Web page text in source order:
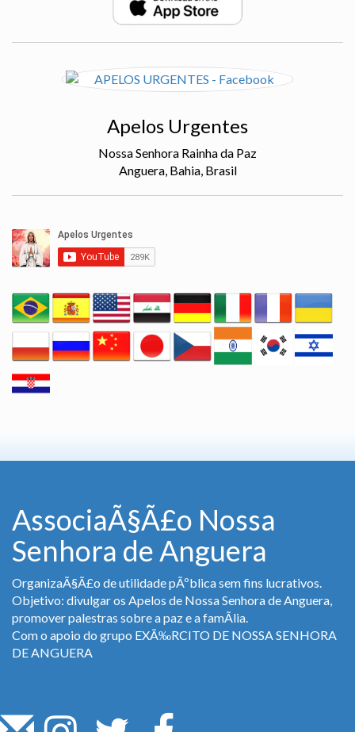
Apelos Urgentes
Nossa Senhora Rainha da Paz
Anguera, Bahia, Brasil
AssociaÃ§Ã£o Nossa
Senhora de Anguera
OrganizaÃ§Ã£o de utilidade pÃºblica sem fins lucrativos.
Objetivo: divulgar os Apelos de Nossa Senhora de Anguera,
promover palestras sobre a paz e a famÃ­lia.
Com o apoio do grupo EXÃ‰RCITO DE NOSSA SENHORA
DE ANGUERA